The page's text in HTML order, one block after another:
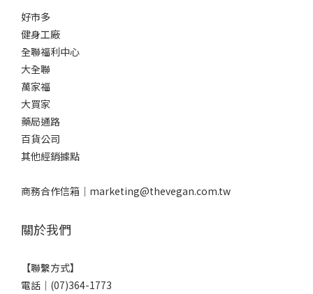
好市多
健身工廠
全聯福利中心
大全聯
萬家福
大買家
藥局通路
百貨公司
其他經銷據點
商務合作信箱｜ marketing@thevegan.com.tw
關於我們
【聯繫方式】
電話｜(07)364-1773